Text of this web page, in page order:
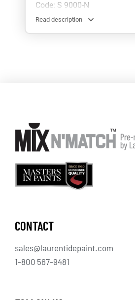
Code: S 9000-N
Read description
CONTACT
sales@laurentidepaint.com
1-800 567-9481